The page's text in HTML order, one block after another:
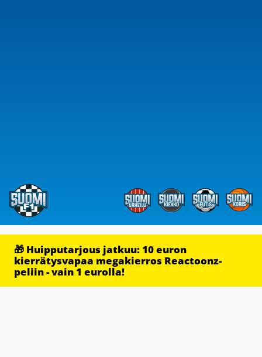
🎁 Huipputarjous jatkuu: 10 euron
kierrätysvapaa megakierros Reactoonz-
peliin - vain 1 eurolla!